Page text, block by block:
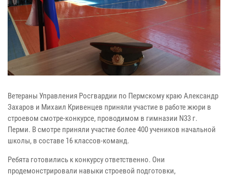
Ветераны Управления Росгвардии по Пермскому краю Александр
Захаров и Михаил Кривенцев приняли участие в работе жюри в
строевом смотре-конкурсе, проводимом в гимназии N33 г.
Перми. В смотре приняли участие более 400 учеников начальной
школы, в составе 16 классов-команд.
Ребята готовились к конкурсу ответственно. Они
продемонстрировали навыки строевой подготовки,